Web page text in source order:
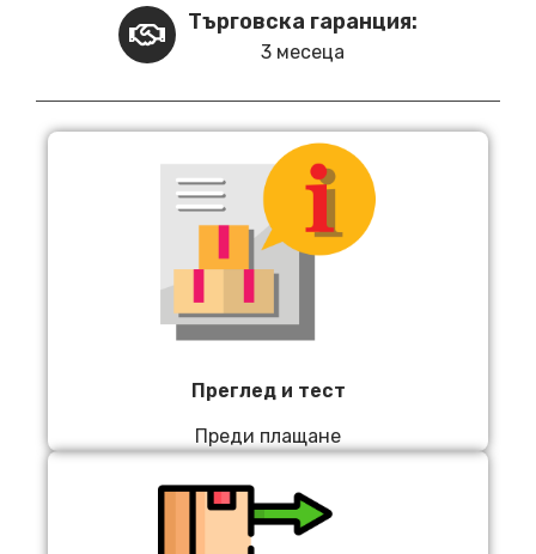
Търговска гаранция:
3 месеца
Преглед и тест
Преди плащане